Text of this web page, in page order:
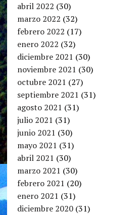
abril 2022 (30)
marzo 2022 (32)
febrero 2022 (17)
enero 2022 (32)
diciembre 2021 (30)
noviembre 2021 (30)
octubre 2021 (27)
septiembre 2021 (31)
agosto 2021 (31)
julio 2021 (31)
junio 2021 (30)
mayo 2021 (31)
abril 2021 (30)
marzo 2021 (30)
febrero 2021 (20)
enero 2021 (31)
diciembre 2020(31)